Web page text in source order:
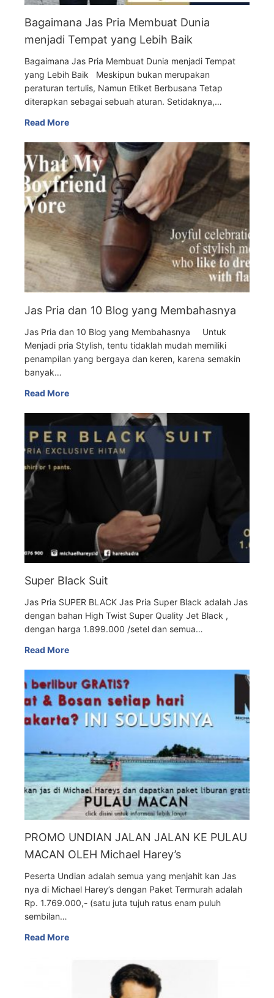
Bagaimana Jas Pria Membuat Dunia
menjadi Tempat yang Lebih Baik
Bagaimana Jas Pria Membuat Dunia menjadi Tempat
yang Lebih Baik Meskipun bukan merupakan
peraturan tertulis, Namun Etiket Berbusana Tetap
diterapkan sebagai sebuah aturan. Setidaknya,…
Read More
Jas Pria dan 10 Blog yang Membahasnya
Jas Pria dan 10 Blog yang Membahasnya Untuk
Menjadi pria Stylish, tentu tidaklah mudah memiliki
penampilan yang bergaya dan keren, karena semakin
banyak…
Read More
Super Black Suit
Jas Pria SUPER BLACK Jas Pria Super Black adalah Jas
dengan bahan High Twist Super Quality Jet Black ,
dengan harga 1.899.000 /setel dan semua…
Read More
PROMO UNDIAN JALAN JALAN KE PULAU
MACAN OLEH Michael Harey’s
Peserta Undian adalah semua yang menjahit kan Jas
nya di Michael Harey’s dengan Paket Termurah adalah
Rp. 1.769.000,- (satu juta tujuh ratus enam puluh
sembilan…
Read More